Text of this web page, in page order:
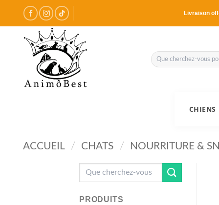
contenu
Livraison
Recherche
pour :
CHIENS
ACCUEIL / CHATS / NOURRITURE &
pour :
PRODUITS